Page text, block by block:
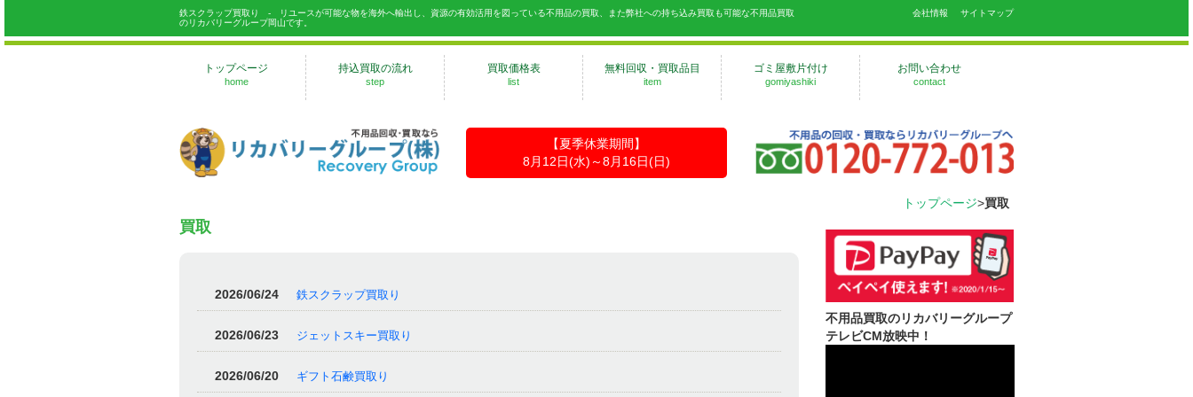
鉄スクラップ買取り - リユースが可能な物を海外へ輸出し、資源の有効活用を図っている不用品の買取、また弊社への持ち込み買取も可能な不用品買取
のリカバリーグループ岡山です。
会社情報 サイトマップ
トップページ
home
持込買取の流れ
step
買取価格表
list
無料回収・買取品目
item
ゴミ屋敷片付け
gomiyashiki
お問い合わせ
contact
【夏季休業期間】
8月12日(水)～8月16日(日)
トップページ>買取
買取
2026/06/24 鉄スクラップ買取り
2026/06/23 ジェットスキー買取り
2026/06/20 ギフト石鹸買取り
不用品買取のリカバリーグループ
テレビCM放映中！